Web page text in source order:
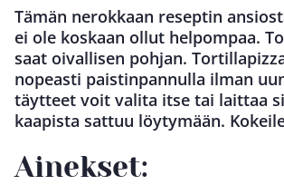
Tämän nerokkaan reseptin
ei ole koskaan ollut helpompaa.
saat oivallisen pohjan.
nopeasti paistinpannulla ilman
täytteet voit valita itse tai laittaa
kaapista sattuu löytymään.
Ainekset: